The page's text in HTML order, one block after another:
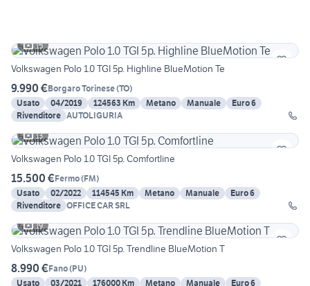
15
Volkswagen Polo 1.0 TGI 5p. Highline BlueMotion Te
9.990 €Borgaro Torinese(TO)
Usato
04/2019 124563 Km Metano Manuale
Euro 6
Rivenditore AUTOLIGURIA
13
Volkswagen Polo 1.0 TGI 5p. Comfortline
15.500 €Fermo(FM)
Usato
02/2022 114545 Km Metano Manuale
Euro 6
Rivenditore OFFICE CAR SRL
19
Volkswagen Polo 1.0 TGI 5p. Trendline BlueMotion T
8.990 €Fano(PU)
Usato
03/2021 176000 Km Metano Manuale
Euro 6